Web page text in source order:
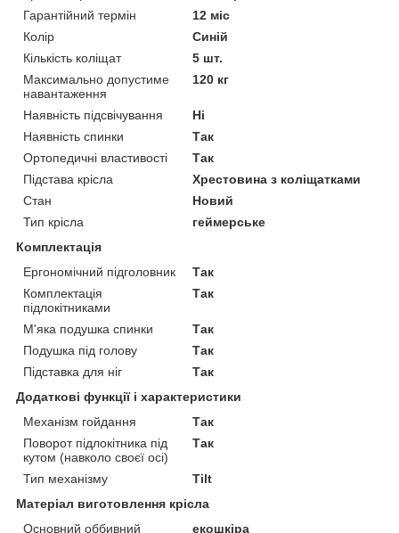
Гарантійний термін
12 міс
Колір
Синій
Кількість коліщат
5 шт.
Максимально допустиме
навантаження
120 кг
Наявність підсвічування
Ні
Наявність спинки
Так
Ортопедичні властивості
Так
Підстава крісла
Хрестовина з коліщатками
Стан
Новий
Тип крісла
геймерське
Комплектація
Ергономічний підголовник
Так
Комплектація
підлокітниками
Так
М'яка подушка спинки
Так
Подушка під голову
Так
Підставка для ніг
Так
Додаткові функції і характеристики
Механізм гойдання
Так
Поворот підлокітника під
кутом (навколо своєї осі)
Так
Тип механізму
Tilt
Матеріал виготовлення крісла
Основний оббивний
екошкіра